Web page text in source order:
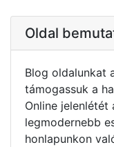
Oldal
Blog oldalunkat
támogassuk a
Online
legmodernebb
honlapunkon